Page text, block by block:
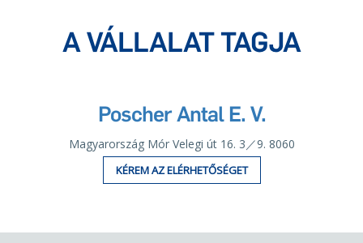
A VÁLLALAT TAGJA
Poscher Antal E. V.
Magyarország Mór Velegi út 16. 3／9. 8060
KÉREM AZ ELÉRHETŐSÉGET